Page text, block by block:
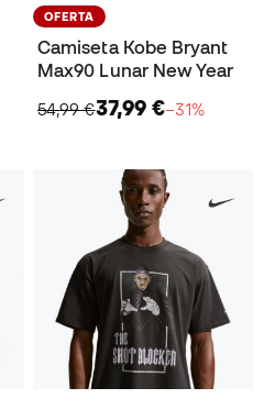
OFERTA
Camiseta Kobe Bryant
Max90 Lunar New Year
54,99 €37,99 €−31%